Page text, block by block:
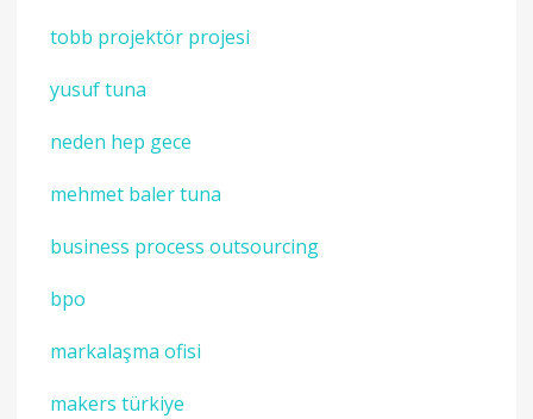
tobb projektör projesi
yusuf tuna
neden hep gece
mehmet baler tuna
business process outsourcing
bpo
markalaşma ofisi
makers türkiye